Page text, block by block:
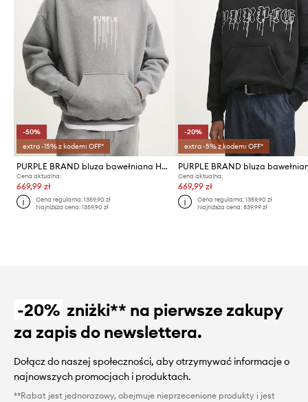
-50%
extra -15% z kodem: OFF*
PURPLE BRAND bluza bawełniana HWT FLEECE PO HOODY
Cena aktualna:
669,99 zł
Cena regularna:1359,90 zł
Najniższa cena:1359,90 zł
-20%
extra -5% z kodem: OFF*
Cena aktualna:
669,99 zł
Cena regularna: 1359,90 zł
Najniższa cena: 839,99 zł
-20% zniżki** na pierwsze zakupy
za zapis do newslettera.
Dołącz do naszej społeczności, aby otrzymywać informacje o
najnowszych promocjach i produktach.
**Rabat jest jednorazowy, obejmuje nieprzecenione produkty i jest